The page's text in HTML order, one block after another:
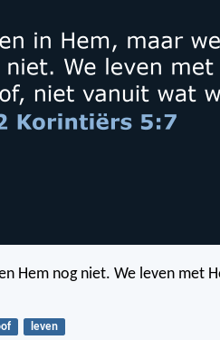
Hem nog niet. We leven met
leven